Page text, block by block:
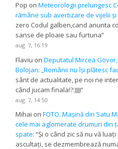
Pop onMeteorologii prelungesc
rămâne sub avertizare de vijelii
zero Codul galben,cand anunta
sanse de ploaie sau furtuna”
aug. 7, 16:19
Flaviu onDeputatul Mircea
Bolojan: „Românii nu își plătesc
sânt de actualitate, pe noi ne
când jucam finala!?:))))”
aug. 7, 14:50
Mihai onFOTO. Mașină din Satu
cele mai aglomerate drumuri din
spate: “Și o când zic să nu vă
ascultați, se dezmembrează